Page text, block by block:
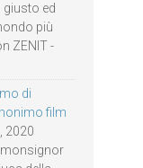
ed
più
ZENIT -
di
film
2020